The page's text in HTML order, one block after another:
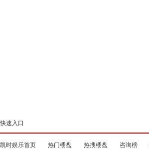
快速入口
凯时娱乐首页 热门楼盘 热搜楼盘 咨询榜